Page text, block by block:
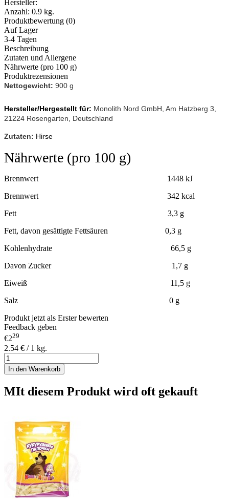
Hersteller:
Anzahl: 0.9 kg.
Produktbewertung (0)
Auf Lager
3-4 Tagen
Beschreibung
Zutaten und Allergene
Nährwerte (pro 100 g)
Produktrezensionen
Nettogewicht: 900 g
Hersteller/Hergestellt für: Monolith Nord GmbH, Am Hatzberg 3,
21224 Rosengarten, Deutschland
Zutaten: Hirse
Nährwerte (pro 100 g)
Brennwert 1448 kJ
Brennwert 342 kcal
Fett 3,3 g
Fett, davon gesättigte Fettsäuren 0,3 g
Kohlenhydrate 66,5 g
Davon Zucker 1,7 g
Eiweiß 11,5 g
Salz 0 g
Produkt jetzt als Erster bewerten
Feedback geben
€229
2.54 € / 1 kg.
In den Warenkorb
MIt diesem Produkt wird oft gekauft